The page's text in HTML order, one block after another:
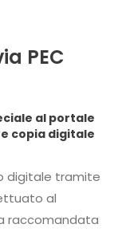
PEC
al portale
tramite
al